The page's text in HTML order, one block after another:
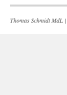
Thomas Schmidt MdL |